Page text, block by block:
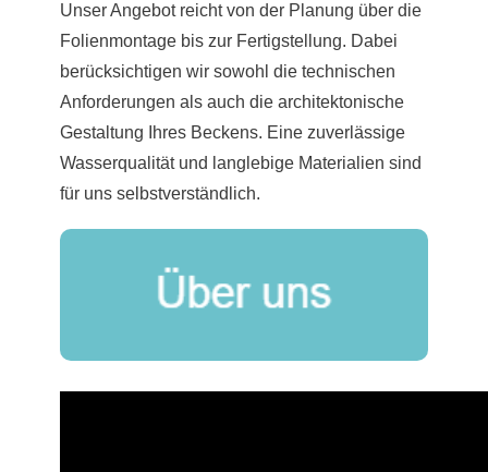
Unser Angebot reicht von der Planung über die
Folienmontage bis zur Fertigstellung. Dabei
berücksichtigen wir sowohl die technischen
Anforderungen als auch die architektonische
Gestaltung Ihres Beckens. Eine zuverlässige
Wasserqualität und langlebige Materialien sind
für uns selbstverständlich.